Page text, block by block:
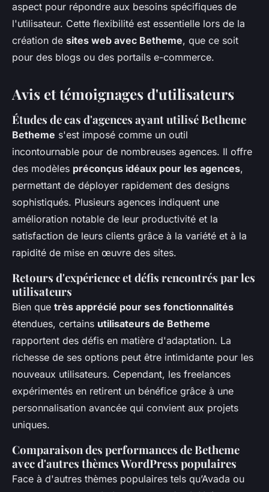
aspect pour répondre aux besoins spécifiques de
l'utilisateur. Cette flexibilité est essentielle lors de la
création de sites web avec Betheme, que ce soit
pour des blogs ou des portails e-commerce.
Avis et témoignages d'utilisateurs
Études de cas d'agences ayant utilisé Betheme
Betheme s'est imposé comme un outil
incontournable pour de nombreuses agences. Il offre
des modèles préconçus idéaux pour les agences,
permettant de déployer rapidement des designs
sophistiqués. Plusieurs agences indiquent une
amélioration notable de leur productivité et la
satisfaction de leurs clients grâce à la variété et à la
rapidité de mise en œuvre des sites.
Retours d'expérience et défis rencontrés par les
utilisateurs
Bien que très apprécié pour ses fonctionnalités
étendues, certains utilisateurs de Betheme
rapportent des défis en matière d'adaptation. La
richesse de ses options peut être intimidante pour les
nouveaux utilisateurs. Cependant, les freelances
expérimentés en retirent un bénéfice grâce à une
personnalisation avancée qui convient aux projets
uniques.
Comparaison des performances de Betheme
avec d'autres thèmes WordPress populaires
Face à d'autres thèmes populaires tels qu’Avada ou